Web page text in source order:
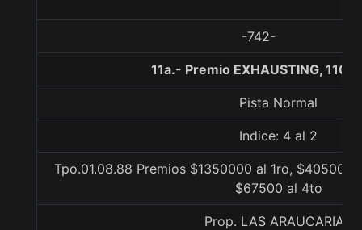
-742-
11a.- Premio EXHAUSTING,
Pista Normal
Indice: 4 al 2
Tpo.01.08.88 Premios $1350000 al 1ro,
$67500 al 4to
Prop. LAS ARAUCARIAS